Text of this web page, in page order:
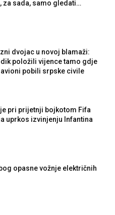
za sada, samo gledati…
dvojac u novoj blamaži:
položili vijence tamo gdje
pobili srpske civile
pri prijetnji bojkotom Fifa
uprkos izvinjenju Infantina
opasne vožnje električnih